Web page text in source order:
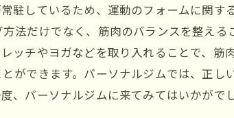
駐しているため、運動のフォームに関す
法だけでなく、筋肉のバランスを整え
ッチやヨガなどを取り入れることで、筋
ができます。パーソナルジムでは、正
、パーソナルジムに来てみてはいかがで